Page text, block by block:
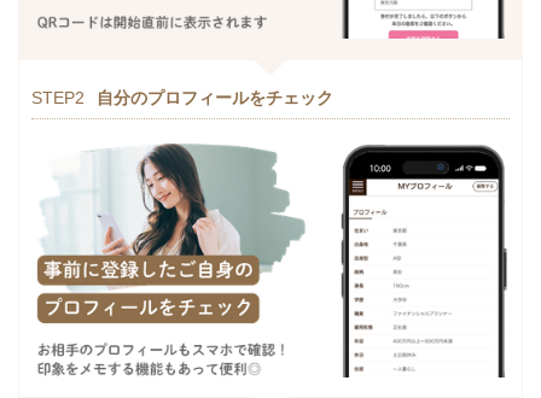
STEP2 自分のプロフィールをチェック